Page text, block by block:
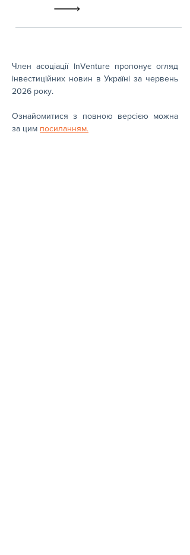
Член асоціації InVenture пропонує огляд
інвестиційних новин в Україні за червень
2026 року.
Ознайомитися з повною версією можна
за цим посиланням.